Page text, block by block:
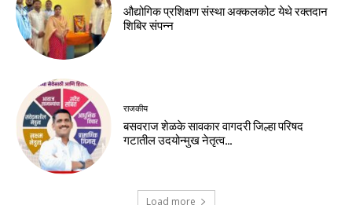
औद्योगिक प्रशिक्षण संस्था अक्कलकोट येथे रक्तदान
शिबिर संपन्न
राजकीय
बसवराज शेळके सावकार वागदरी जिल्हा परिषद
गटातील उदयोन्मुख नेतृत्व…
Load more